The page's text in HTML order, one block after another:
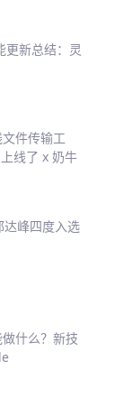
更新总结：灵
件传输工
线了 x 奶牛
峰四度入选
什么？新技